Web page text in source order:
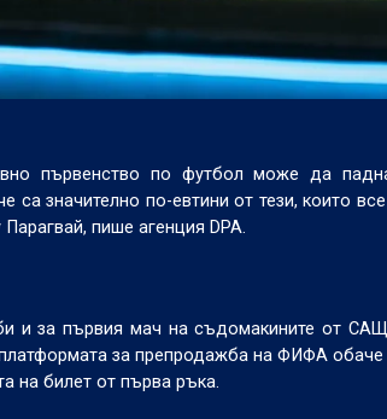
първенство по футбол може да
са значително по-евтини от тези, които
пише агенция DPA.
и за първия мач на съдомакините от
за препродажба на ФИФА обаче
на билет от първа ръка.